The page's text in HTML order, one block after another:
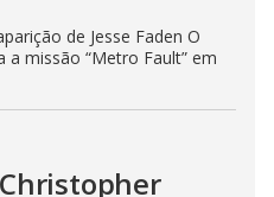
de Jesse Faden O
missão “Metro Fault” em